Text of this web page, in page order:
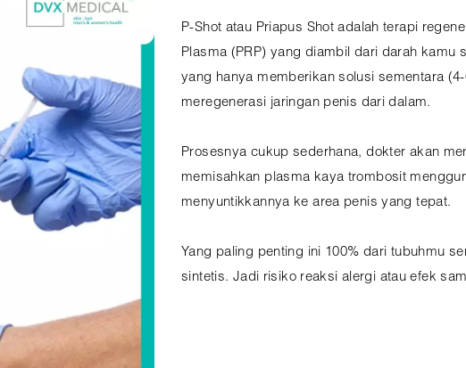
P-Shot atau Priapus Shot adalah terapi
Plasma (PRP) yang diambil dari darah kamu
yang hanya memberikan solusi sementara
meregenerasi jaringan penis dari dalam.
Prosesnya cukup sederhana, dokter akan
memisahkan plasma kaya trombosit
menyuntikkannya ke area penis yang tepat.
Yang paling penting ini 100% dari tubuhmu
sintetis. Jadi risiko reaksi alergi atau efek